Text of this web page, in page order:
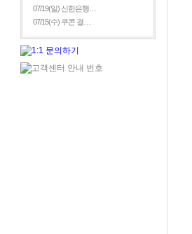
07/19(일) 신한은행…
07/15(수) 쿠콘 결…